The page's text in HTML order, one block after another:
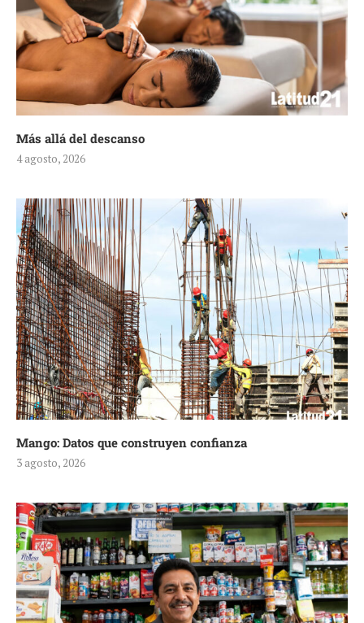
Más allá del descanso
4 agosto, 2026
Mango: Datos que construyen confianza
3 agosto, 2026